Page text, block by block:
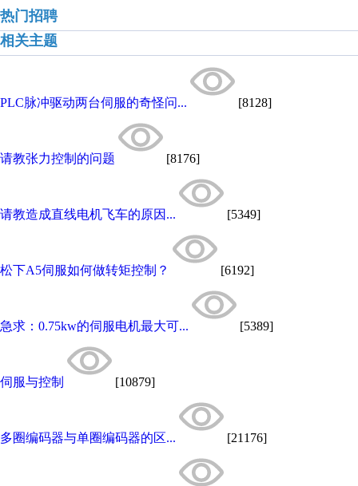
热门招聘
相关主题
PLC脉冲驱动两台伺服的奇怪问... [8128]
请教张力控制的问题 [8176]
请教造成直线电机飞车的原因... [5349]
松下A5伺服如何做转矩控制？ [6192]
急求：0.75kw的伺服电机最大可... [5389]
伺服与控制 [10879]
多圈编码器与单圈编码器的区... [21176]